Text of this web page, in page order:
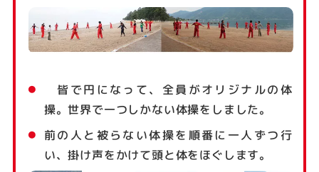
皆で円になって、全員がオリジナルの体
操。世界で一つしかない体操をしました。
前の人と被らない体操を順番に一人ずつ行
い、掛け声をかけて頭と体をほぐします。